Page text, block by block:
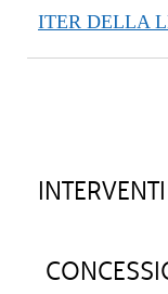
ITER DELLA